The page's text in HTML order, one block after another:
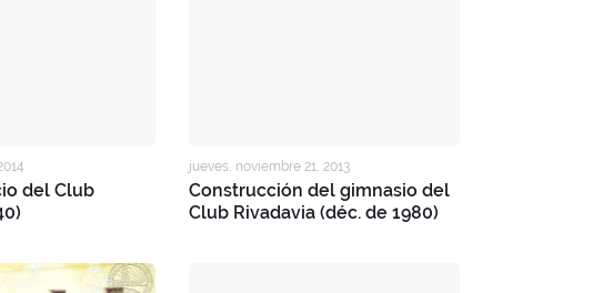
del Club
jueves, noviembre 21, 2013
Construcción del gimnasio del
Club Rivadavia (déc. de 1980)